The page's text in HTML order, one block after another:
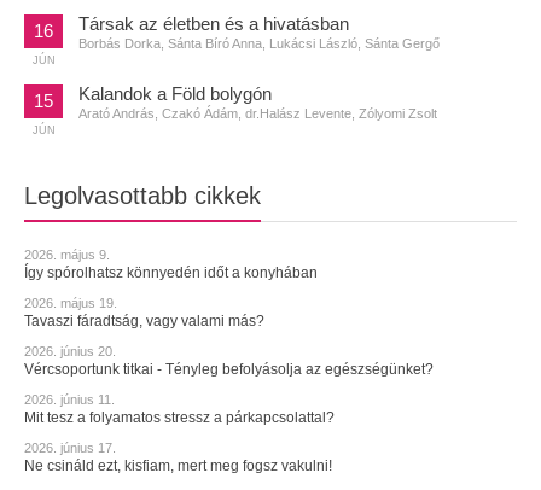
16
JÚN
Társak az életben és a hivatásban
Borbás Dorka, Sánta Bíró Anna, Lukácsi László, Sánta Gergő
15
JÚN
Kalandok a Föld bolygón
Arató András, Czakó Ádám, dr.Halász Levente, Zólyomi Zsolt
Legolvasottabb cikkek
2026. május 9.
Így spórolhatsz könnyedén időt a konyhában
2026. május 19.
Tavaszi fáradtság, vagy valami más?
2026. június 20.
Vércsoportunk titkai - Tényleg befolyásolja az egészségünket?
2026. június 11.
Mit tesz a folyamatos stressz a párkapcsolattal?
2026. június 17.
Ne csináld ezt, kisfiam, mert meg fogsz vakulni!